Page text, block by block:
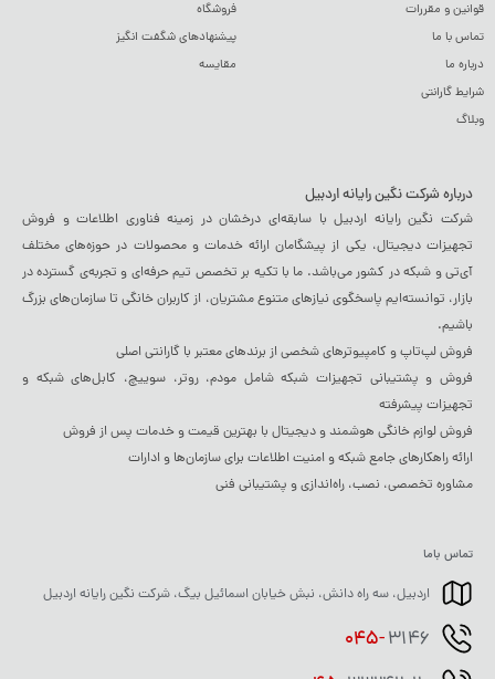
قوانین و مقررات
تماس با ما
درباره ما
شرایط گارانتی
وبلاگ
فروشگاه
پیشنهادهای شگفت انگیز
مقایسه
درباره شرکت نگین رایانه اردبیل
شرکت نگین رایانه اردبیل با سابقه‌ای درخشان در زمینه فناوری اطلاعات و فروش
تجهیزات دیجیتال، یکی از پیشگامان ارائه خدمات و محصولات در حوزه‌های مختلف
آی‌تی و شبکه در کشور می‌باشد. ما با تکیه بر تخصص تیم حرفه‌ای و تجربه‌ی گسترده در
بازار، توانسته‌ایم پاسخگوی نیازهای متنوع مشتریان، از کاربران خانگی تا سازمان‌های بزرگ
باشیم.
فروش لپ‌تاپ و کامپیوترهای شخصی از برندهای معتبر با گارانتی اصلی
فروش و پشتیبانی تجهیزات شبکه شامل مودم، روتر، سوییچ، کابل‌های شبکه و
تجهیزات پیشرفته
فروش لوازم خانگی هوشمند و دیجیتال با بهترین قیمت و خدمات پس از فروش
ارائه راهکارهای جامع شبکه و امنیت اطلاعات برای سازمان‌ها و ادارات
مشاوره تخصصی، نصب، راه‌اندازی و پشتیبانی فنی
تماس باما
اردبیل، سه راه دانش، نبش خیابان اسمائیل بیگ، شرکت نگین رایانه اردبیل
045-3146